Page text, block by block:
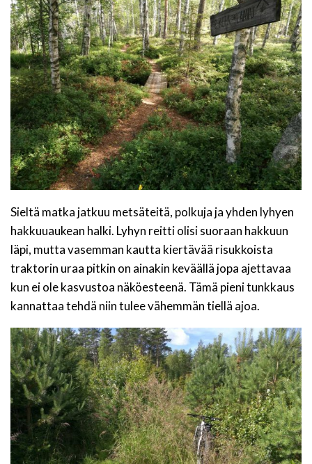
Sieltä matka jatkuu metsäteitä, polkuja ja yhden lyhyen
hakkuuaukean halki. Lyhyn reitti olisi suoraan hakkuun
läpi, mutta vasemman kautta kiertävää risukkoista
traktorin uraa pitkin on ainakin keväällä jopa ajettavaa
kun ei ole kasvustoa näköesteenä. Tämä pieni tunkkaus
kannattaa tehdä niin tulee vähemmän tiellä ajoa.